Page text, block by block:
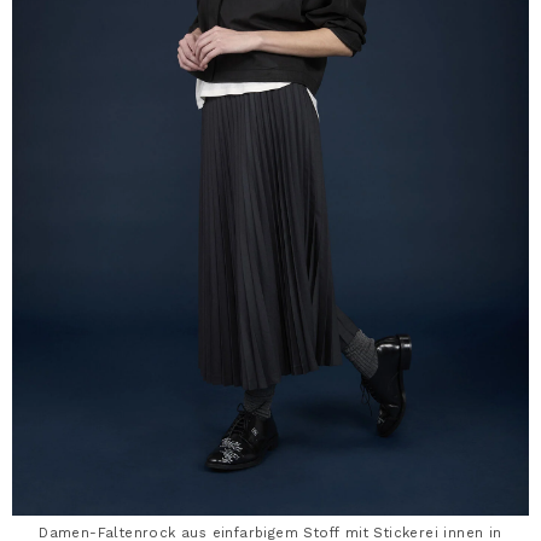
Damen-Faltenrock aus einfarbigem Stoff mit Stickerei innen in